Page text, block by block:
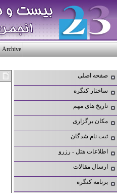
Archive
صفحه اصلی
ساختار کنگره
تاریخ های مهم
مکان برگزاری
ثبت نام شدگان
اطلاعات هتل - رزرو
ارسال مقالات
برنامه کنگره